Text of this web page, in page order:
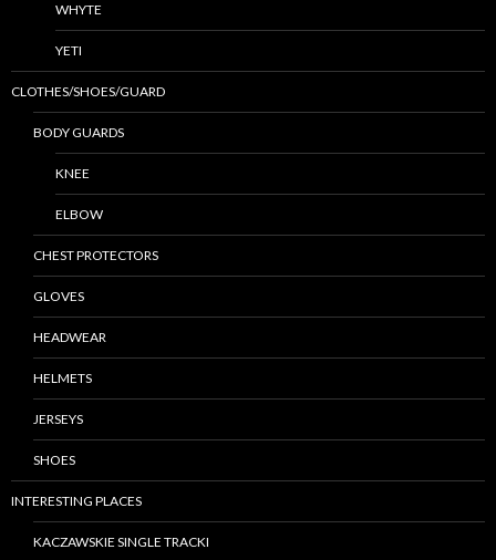
WHYTE
YETI
CLOTHES/SHOES/GUARD
BODY GUARDS
KNEE
ELBOW
CHEST PROTECTORS
GLOVES
HEADWEAR
HELMETS
JERSEYS
SHOES
INTERESTING PLACES
KACZAWSKIE SINGLE TRACKI